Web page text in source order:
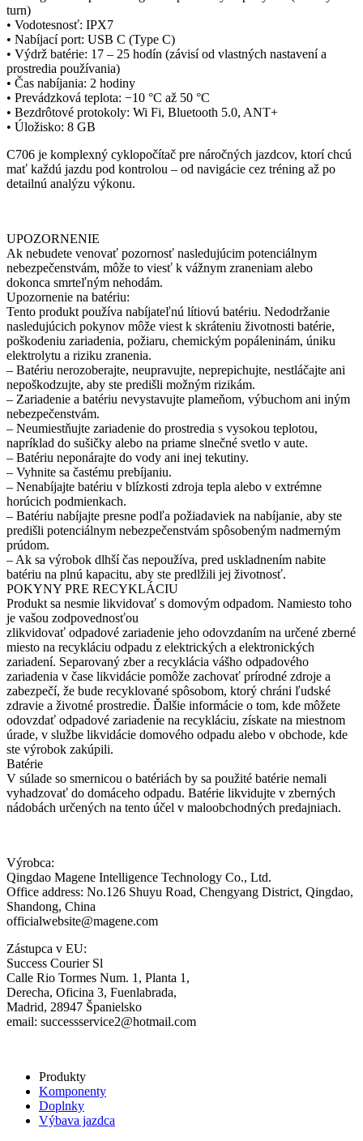
turn)
• Vodotesnosť: IPX7
• Nabíjací port: USB C (Type C)
• Výdrž batérie: 17 – 25 hodín (závisí od vlastných nastavení a
prostredia používania)
• Čas nabíjania: 2 hodiny
• Prevádzková teplota: −10 °C až 50 °C
• Bezdrôtové protokoly: Wi Fi, Bluetooth 5.0, ANT+
• Úložisko: 8 GB
C706 je komplexný cyklopočítač pre náročných jazdcov, ktorí chcú
mať každú jazdu pod kontrolou – od navigácie cez tréning až po
detailnú analýzu výkonu.
UPOZORNENIE
Ak nebudete venovať pozornosť nasledujúcim potenciálnym
nebezpečenstvám, môže to viesť k vážnym zraneniam alebo
dokonca smrteľným nehodám.
Upozornenie na batériu:
Tento produkt používa nabíjateľnú lítiovú batériu. Nedodržanie
nasledujúcich pokynov môže viest k skráteniu životnosti batérie,
poškodeniu zariadenia, požiaru, chemickým popáleninám, úniku
elektrolytu a riziku zranenia.
– Batériu nerozoberajte, neupravujte, neprepichujte, nestláčajte ani
nepoškodzujte, aby ste predišli možným rizikám.
– Zariadenie a batériu nevystavujte plameňom, výbuchom ani iným
nebezpečenstvám.
– Neumiestňujte zariadenie do prostredia s vysokou teplotou,
napríklad do sušičky alebo na priame slnečné svetlo v aute.
– Batériu neponárajte do vody ani inej tekutiny.
– Vyhnite sa častému prebíjaniu.
– Nenabíjajte batériu v blízkosti zdroja tepla alebo v extrémne
horúcich podmienkach.
– Batériu nabíjajte presne podľa požiadaviek na nabíjanie, aby ste
predišli potenciálnym nebezpečenstvám spôsobeným nadmerným
prúdom.
– Ak sa výrobok dlhší čas nepoužíva, pred uskladnením nabite
batériu na plnú kapacitu, aby ste predlžili jej životnosť.
POKYNY PRE RECYKLÁCIU
Produkt sa nesmie likvidovať s domovým odpadom. Namiesto toho
je vašou zodpovednosťou
zlikvidovať odpadové zariadenie jeho odovzdaním na určené zberné
miesto na recykláciu odpadu z elektrických a elektronických
zariadení. Separovaný zber a recyklácia vášho odpadového
zariadenia v čase likvidácie pomôže zachovať prírodné zdroje a
zabezpečí, že bude recyklované spôsobom, ktorý chráni ľudské
zdravie a životné prostredie. Ďalšie informácie o tom, kde môžete
odovzdať odpadové zariadenie na recykláciu, získate na miestnom
úrade, v službe likvidácie domového odpadu alebo v obchode, kde
ste výrobok zakúpili.
Batérie
V súlade so smernicou o batériách by sa použité batérie nemali
vyhadzovať do domáceho odpadu. Batérie likvidujte v zberných
nádobách určených na tento účel v maloobchodných predajniach.
Výrobca:
Qingdao Magene Intelligence Technology Co., Ltd.
Office address: No.126 Shuyu Road, Chengyang District, Qingdao,
Shandong, China
officialwebsite@magene.com
Zástupca v EU:
Success Courier Sl
Calle Rio Tormes Num. 1, Planta 1,
Derecha, Oficina 3, Fuenlabrada,
Madrid, 28947 Španielsko
email: successservice2@hotmail.com
Produkty
Komponenty
Doplnky
Výbava jazdca